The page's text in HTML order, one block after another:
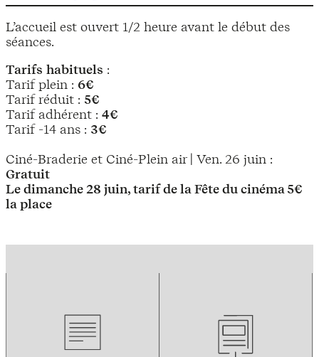
L’accueil est ouvert 1/2 heure avant le début des
séances.
Tarifs habituels :
Tarif plein : 6€
Tarif réduit : 5€
Tarif adhérent : 4€
Tarif -14 ans : 3€
Ciné-Braderie et Ciné-Plein air | Ven. 26 juin :
Gratuit
Le dimanche 28 juin, tarif de la Fête du cinéma 5€
la place